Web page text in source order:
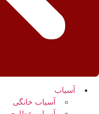
آسیاب
آسیاب خانگی